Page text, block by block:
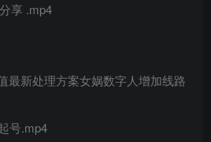
享 .mp4
最新处理方案女娲数字人增加线路
号.mp4